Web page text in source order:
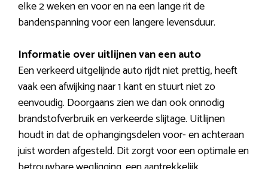
elke 2 weken en voor en na een lange rit de
bandenspanning voor een langere levensduur.
Informatie over uitlijnen van een auto
Een verkeerd uitgelijnde auto rijdt niet prettig, heeft
vaak een afwijking naar 1 kant en stuurt niet zo
eenvoudig. Doorgaans zien we dan ook onnodig
brandstofverbruik en verkeerde slijtage. Uitlijnen
houdt in dat de ophangingsdelen voor- en achteraan
juist worden afgesteld. Dit zorgt voor een optimale en